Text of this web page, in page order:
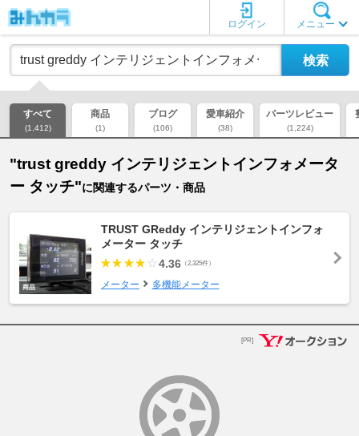
メニュー
ログイン
すべて
(1,412)
商品
(1)
ブログ
(106)
愛車紹介
(38)
パーツレビュー
(1,224)
"trust greddy インテリジェントインフォメータ
ー タッチ"に関連するパーツ・商品
商品
TRUST GReddy インテリジェントインフォ
メーター タッチ
4.36（2,325件）
メーター 多機能メーター
[PR]